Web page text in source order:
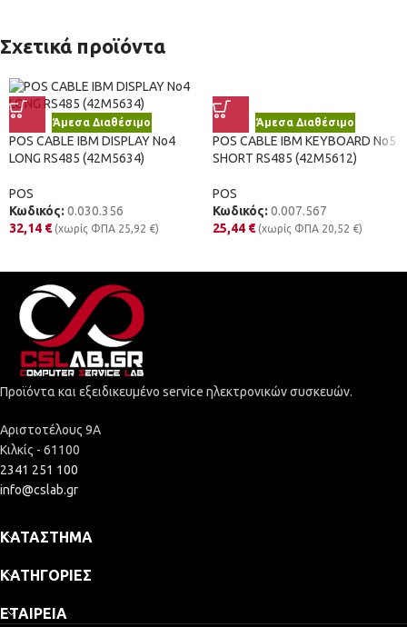
Σχετικά προϊόντα
Άμεσα Διαθέσιμο
POS CABLE IBM DISPLAY No4
LONG RS485 (42M5634)
POS
Κωδικός: 0.030.356
32,14 € (χωρίς ΦΠΑ 25,92 €)
Άμεσα Διαθέσιμο
POS CABLE IBM KEYBOARD No5
SHORT RS485 (42M5612)
POS
Κωδικός: 0.007.567
25,44 € (χωρίς ΦΠΑ 20,52 €)
Προϊόντα και εξειδικευμένο service ηλεκτρονικών συσκευών.
Αριστοτέλους 9Α
Κιλκίς - 61100
2341 251 100
info@cslab.gr
ΚΑΤΆΣΤΗΜΑ
ΚΑΤΗΓΟΡΊΕΣ
ΕΤΑΙΡΕΊΑ